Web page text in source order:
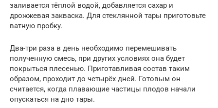
заливается тёплой водой, добавляется сахар и
дрожжевая закваска. Для стеклянной тары приготовьте
ватную пробку.
Два-три раза в день необходимо перемешивать
полученную смесь, при других условиях она будет
покрыться плесенью. Приготавливая состав таким
образом, проходит до четырёх дней. Готовым он
считается, когда плавающие частицы плодов начали
опускаться на дно тары.